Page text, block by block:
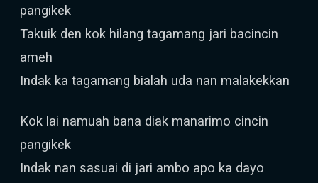
pangikek
Takuik den kok hilang tagamang jari bacincin
ameh
Indak ka tagamang bialah uda nan malakekkan
Kok lai namuah bana diak manarimo cincin
pangikek
Indak nan sasuai di jari ambo apo ka dayo